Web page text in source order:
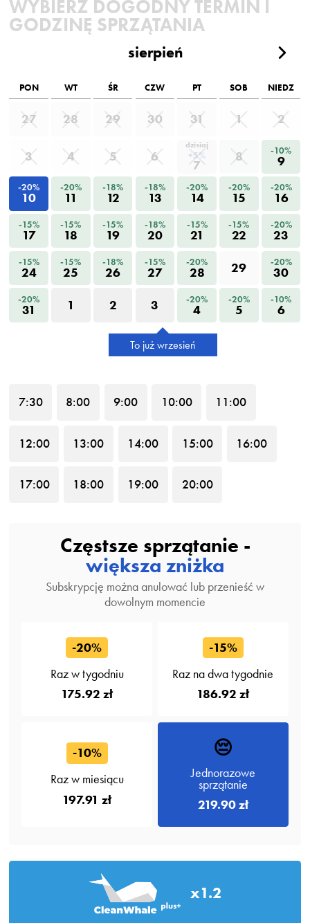
WYBIERZ DOGODNY TERMIN I
GODZINĘ SPRZĄTANIA
sierpień
PON WT ŚR CZW PT SOB NIEDZ
27 28 29 30 31 1 2
3 4 5 6
dzisiaj
+5%
7
8 -10%
9
-20%
10
-20%
11
-18%
12
-18%
13
-20%
14
-20%
15
-20%
16
-15%
17
-15%
18
-15%
19
-18%
20
-15%
21
-15%
22
-20%
23
-15%
24
-15%
25
-18%
26
-15%
27
-20%
28 29 -20%
30
-20%
31 1 2 3 -20%
4
-20%
5
-10%
6
To już wrzesień
7:30 8:00 9:00 10:00 11:00
12:00 13:00 14:00 15:00 16:00
17:00 18:00 19:00 20:00
Częstsze sprzątanie -
większa zniżka
Subskrypcję można anulować lub przenieść w
dowolnym momencie
-20%
Raz w tygodniu
175.92 zł
-15%
Raz na dwa tygodnie
186.92 zł
-10%
Raz w miesiącu
197.91 zł
😔
Jednorazowe
sprzątanie
219.90 zł
x1.2